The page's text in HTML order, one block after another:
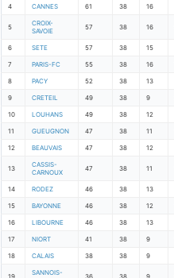
4 CANNES 61 38 16
5
CROIX-
SAVOIE
57 38 16
6 SETE 57 38 15
7 PARIS-FC 55 38 16
8 PACY 52 38 13
9 CRETEIL 49 38 9
10 LOUHANS 49 38 12
11 GUEUGNON 47 38 11
12 BEAUVAIS 47 38 12
13
CASSIS-
CARNOUX
47 38 11
14 RODEZ 46 38 13
15 BAYONNE 46 38 12
16 LIBOURNE 46 38 13
17 NIORT 41 38 9
18 CALAIS 38 38 9
19
SANNOIS-
36 38 9